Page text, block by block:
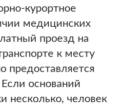
курортное
медицинских
проезд на
к месту
предоставляется
оснований
несколько, человек